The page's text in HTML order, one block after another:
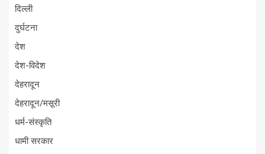
दिल्ली
दुर्घटना
देश
देश-विदेश
देहरादून
देहरादून/मसूरी
धर्म-संस्कृति
धामी सरकार